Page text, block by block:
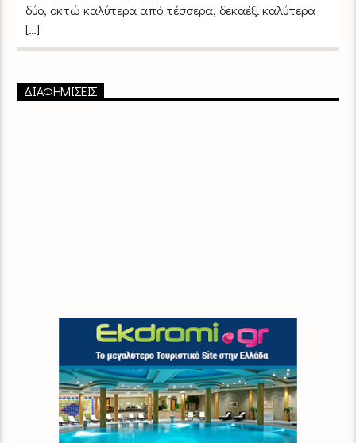
δύο, οκτώ καλύτερα από τέσσερα, δεκαέξι καλύτερα
[…]
ΔΙΑΦΗΜΙΣΕΙΣ